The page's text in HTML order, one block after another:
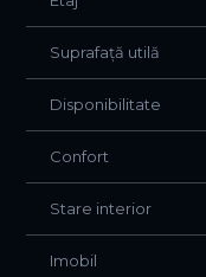
Suprafață utilă
Disponibilitate
Confort
Stare interior
Imobil